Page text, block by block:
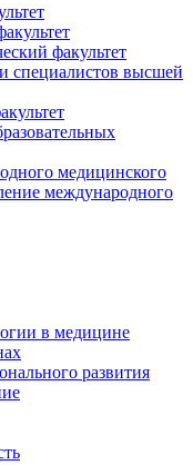
факультет
специалистов высшей
медицинского
международного
в медицине
развития